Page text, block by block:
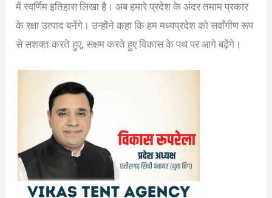
में स्वर्णिम इतिहास लिखा है। अब हमारे प्रदेश के अंदर तमाम प्रकार
के रक्षा उत्पाद बनेंगे। उन्होंने कहा कि हम मध्यप्रदेश को सर्वांगीण रूप
से सशक्त करते हुए, सक्षम करते हुए विकास के पथ पर आगे बढ़ेंगे।